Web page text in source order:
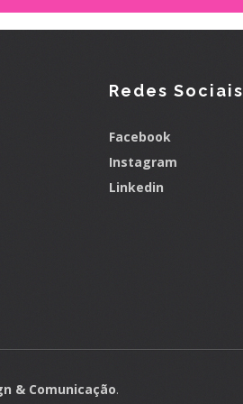
Redes Sociais
Facebook
Instagram
Linkedin
& Comunicação.